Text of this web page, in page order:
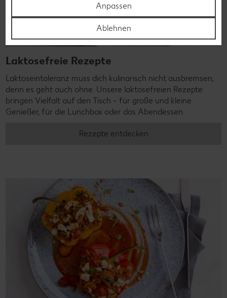
Laktosefreie Rezepte
Laktoseintoleranz muss dich kulinarisch nicht ausbremsen,
denn es geht auch ohne. Unsere laktosefreien Rezepte
bringen Vielfalt auf den Tisch – für große und kleine
Genießer, für die Lunchbox oder das Abendessen.
Rezepte entdecken
Anpassen
Ablehnen